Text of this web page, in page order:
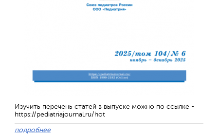
Изучить перечень статей в выпуске можно по ссылке -
https://pediatriajournal.ru/hot
подробнее